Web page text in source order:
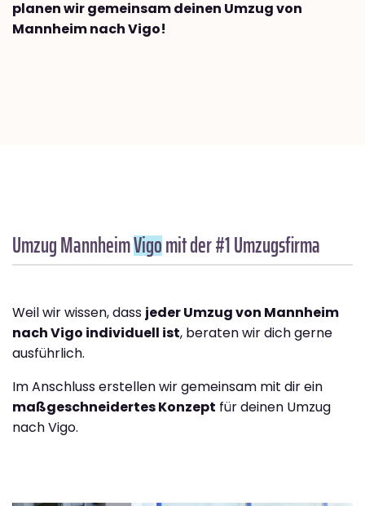
planen wir gemeinsam deinen Umzug von
Mannheim nach Vigo!
Umzug MannheimVigomit der #1 Umzugsfirma
Weil wir wissen, dass jeder Umzug von Mannheim
nach Vigo individuell ist, beraten wir dich gerne
ausführlich.
Im Anschluss erstellen wir gemeinsam mit dir ein
maßgeschneidertes Konzept für deinen Umzug
nach Vigo.